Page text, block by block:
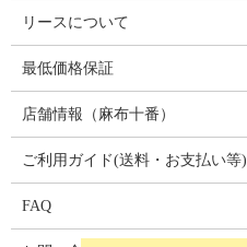
リースについて
最低価格保証
店舗情報（麻布十番）
ご利用ガイド(送料・お支払い等)
FAQ